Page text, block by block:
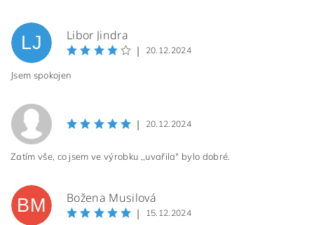
LJ Libor Jindra
| 20.12.2024
Jsem spokojen
| 20.12.2024
Zatím vše, co jsem ve výrobku ,,uvařila" bylo dobré.
BM Božena Musilová
| 15.12.2024